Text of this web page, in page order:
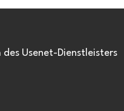
Usenet-Dienstleisters